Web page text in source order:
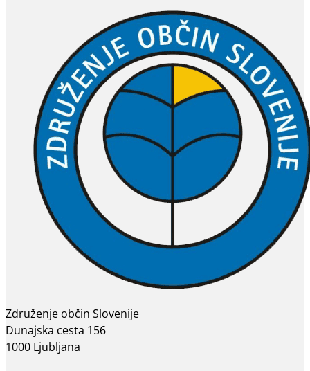
Združenje občin Slovenije
Dunajska cesta 156
1000 Ljubljana